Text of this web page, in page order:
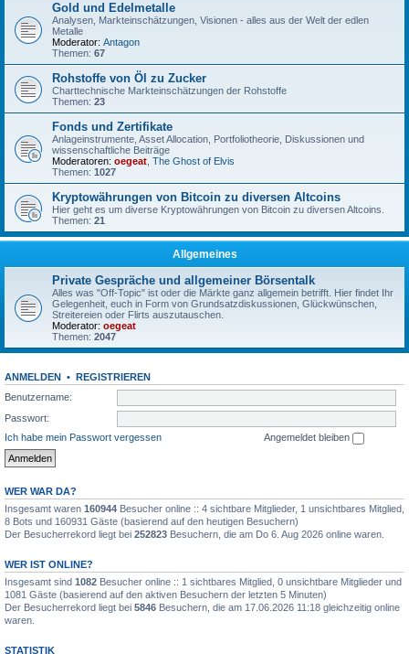
Gold und Edelmetalle
Analysen, Markteinschätzungen, Visionen - alles aus der Welt der edlen
Metalle
Moderator: Antagon
Themen: 67
Rohstoffe von Öl zu Zucker
Charttechnische Markteinschätzungen der Rohstoffe
Themen: 23
Fonds und Zertifikate
Anlageinstrumente, Asset Allocation, Portfoliotheorie, Diskussionen und
wissenschaftliche Beiträge
Moderatoren: oegeat The Ghost of Elvis
Themen: 1027
Kryptowährungen von Bitcoin zu diversen Altcoins
Hier geht es um diverse Kryptowährungen von Bitcoin zu diversen Altcoins.
Themen: 21
Allgemeines
Private Gespräche und allgemeiner Börsentalk
Alles was "Off-Topic" ist oder die Märkte ganz allgemein betrifft. Hier findet Ihr
Gelegenheit, euch in Form von Grundsatzdiskussionen, Glückwünschen,
Streitereien oder Flirts auszutauschen.
Moderator: oegeat
Themen: 2047
ANMELDEN • REGISTRIEREN
Benutzername:
Passwort:
Ich habe mein Passwort vergessen
Angemeldet bleiben
WER WAR DA?
Insgesamt waren 160944 Besucher online :: 4 sichtbare Mitglieder, 1 unsichtbares Mitglied,
8 Bots und 160931 Gäste (basierend auf den heutigen Besuchern)
Der Besucherrekord liegt bei 252823 Besuchern, die am Do 6. Aug 2026 online waren.
WER IST ONLINE?
Insgesamt sind 1082 Besucher online :: 1 sichtbares Mitglied, 0 unsichtbare Mitglieder und
1081 Gäste (basierend auf den aktiven Besuchern der letzten 5 Minuten)
Der Besucherrekord liegt bei 5846 Besuchern, die am 17.06.2026 11:18 gleichzeitig online
waren.
STATISTIK